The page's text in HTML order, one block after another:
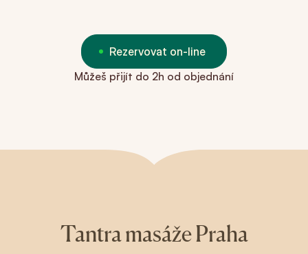
Rezervovat on-line
Můžeš přijít do 2h od objednání
Tantra masáže Praha